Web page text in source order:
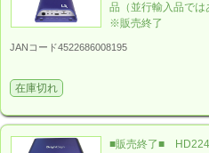
microSDカード
XD1034（BrightSign
BrightSign（ブライトサイン
ジャパンマテリアル株式会社
ック・ステージ）のホームペ
品（並行輸入品で
※販売終了
JANコード4522686008195
在庫切れ
■販売終了■ HD224